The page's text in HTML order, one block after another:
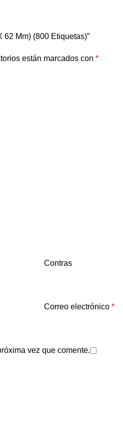
62 Mm) (800 Etiquetas)”
están marcados con *
Contras
Correo electrónico *
vez que comente.